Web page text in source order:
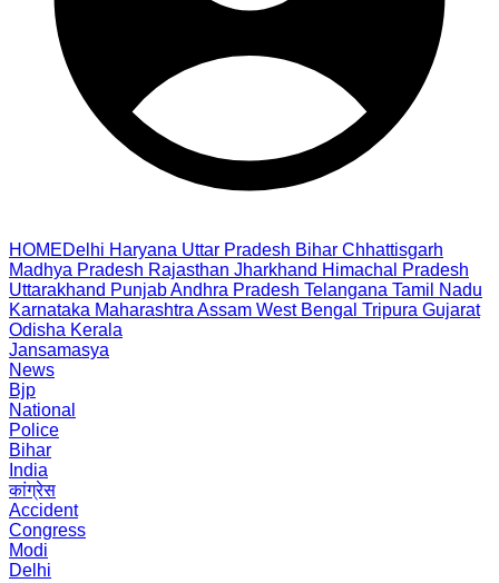
HOMEDelhi Haryana Uttar Pradesh Bihar Chhattisgarh
Madhya Pradesh Rajasthan Jharkhand Himachal Pradesh
Uttarakhand PunjabAndhra Pradesh Telangana Tamil Nadu
Karnataka Maharashtra Assam West Bengal Tripura Gujarat
Odisha Kerala
Jansamasya
News
Bjp
National
Police
Bihar
India
कांग्रेस
Accident
Congress
Modi
Delhi